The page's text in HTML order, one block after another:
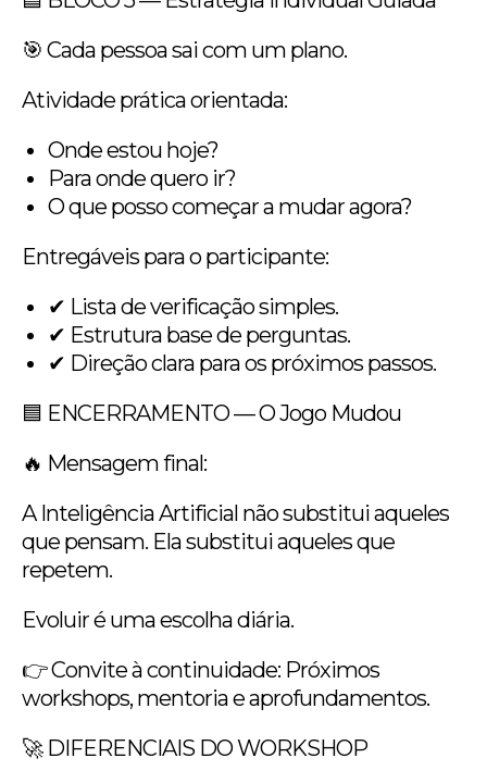
🎯 Cada pessoa sai com um plano.
Atividade prática orientada:
Onde estou hoje?
Para onde quero ir?
O que posso começar a mudar agora?
Entregáveis para o participante:
✔ Lista de verificação simples.
✔ Estrutura base de perguntas.
✔ Direção clara para os próximos passos.
🟦 ENCERRAMENTO — O Jogo Mudou
🔥 Mensagem final:
A Inteligência Artificial não substitui aqueles
que pensam. Ela substitui aqueles que
repetem.
Evoluir é uma escolha diária.
👉 Convite à continuidade: Próximos
workshops, mentoria e aprofundamentos.
🚀 DIFERENCIAIS DO WORKSHOP